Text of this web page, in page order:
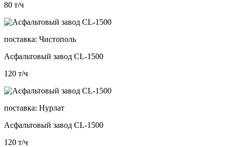
80 т/ч
поставка: Чистополь
Асфальтовый завод CL-1500
120 т/ч
поставка: Нурлат
Асфальтовый завод CL-1500
120 т/ч